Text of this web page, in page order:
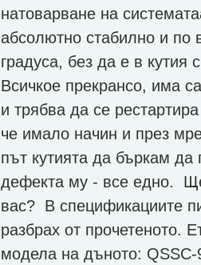
натоварване на
абсолютно стабилно и по
градуса, без да е в
Всичкое прекрансо, има
и трябва да се
че имало начин и през
път кутията да бъркам
дефекта му - все едно.
вас? В спецификациите
разбрах от прочетеното.
модела на дъното: